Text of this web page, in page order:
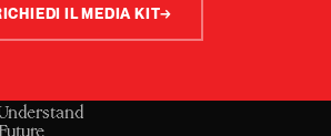
IL MEDIA KIT→